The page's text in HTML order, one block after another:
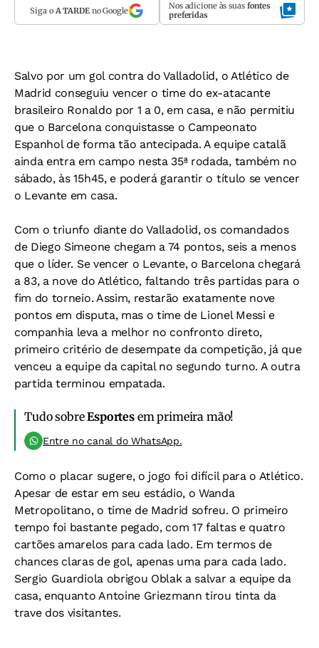
Siga o A TARDEno Google Nos adicione às suas fontes
preferidas
Salvo por um gol contra do Valladolid, o Atlético de
Madrid conseguiu vencer o time do ex-atacante
brasileiro Ronaldo por 1 a 0, em casa, e não permitiu
que o Barcelona conquistasse o Campeonato
Espanhol de forma tão antecipada. A equipe catalã
ainda entra em campo nesta 35ª rodada, também no
sábado, às 15h45, e poderá garantir o título se vencer
o Levante em casa.
Com o triunfo diante do Valladolid, os comandados
de Diego Simeone chegam a 74 pontos, seis a menos
que o líder. Se vencer o Levante, o Barcelona chegará
a 83, a nove do Atlético, faltando três partidas para o
fim do torneio. Assim, restarão exatamente nove
pontos em disputa, mas o time de Lionel Messi e
companhia leva a melhor no confronto direto,
primeiro critério de desempate da competição, já que
venceu a equipe da capital no segundo turno. A outra
partida terminou empatada.
Tudo sobreEsportesem primeira mão!
Entre no canal do WhatsApp.
Como o placar sugere, o jogo foi difícil para o Atlético.
Apesar de estar em seu estádio, o Wanda
Metropolitano, o time de Madrid sofreu. O primeiro
tempo foi bastante pegado, com 17 faltas e quatro
cartões amarelos para cada lado. Em termos de
chances claras de gol, apenas uma para cada lado.
Sergio Guardiola obrigou Oblak a salvar a equipe da
casa, enquanto Antoine Griezmann tirou tinta da
trave dos visitantes.